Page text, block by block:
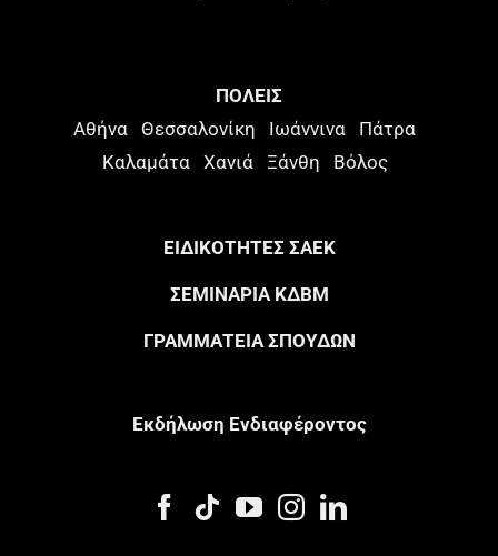
ΠΟΛΕΙΣ
Αθήνα Θεσσαλονίκη Ιωάννινα
Πάτρα
Καλαμάτα
Χανιά Ξάνθη Βόλος
ΕΙΔΙΚΟΤΗΤΕΣ ΣΑΕΚ
ΣΕΜΙΝΑΡΙΑ ΚΔΒΜ
ΓΡΑΜΜΑΤΕΙΑ ΣΠΟΥΔΩΝ
Eκδήλωση Eνδιαφέροντος